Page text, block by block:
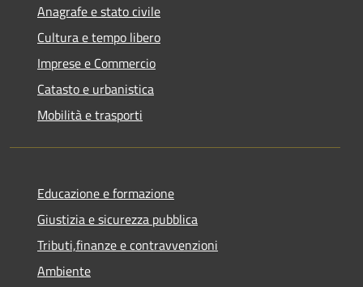
Anagrafe e stato civile
Cultura e tempo libero
Imprese e Commercio
Catasto e urbanistica
Mobilità e trasporti
Educazione e formazione
Giustizia e sicurezza pubblica
Tributi,finanze e contravvenzioni
Ambiente